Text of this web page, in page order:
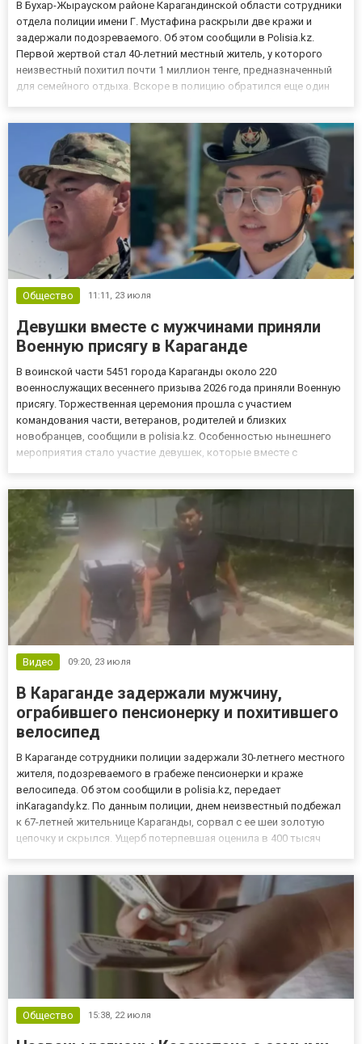
В Бухар-Жырауском районе Карагандинской области сотрудники
отдела полиции имени Г. Мустафина раскрыли две кражи и
задержали подозреваемого. Об этом сообщили в Polisia.kz.
Первой жертвой стал 40-летний местный житель, у которого
неизвестный похитил почти 1 миллион тенге, предназначенный
для семейного отдыха. Вскоре в полицию обратился еще один
розыскны...
Общество 11:11, 23 июля
Девушки вместе с мужчинами приняли
Военную присягу в Караганде
В воинской части 5451 города Караганды около 220
военнослужащих весеннего призыва 2026 года приняли Военную
присягу. Торжественная церемония прошла с участием
командования части, ветеранов, родителей и близких
новобранцев, сообщили в polisia.kz. Особенностью нынешнего
мероприятия стало участие девушек, которые вместе с
церемонии новобранцы испо...
Видео 09:20, 23 июля
В Караганде задержали мужчину,
ограбившего пенсионерку и похитившего
велосипед
В Караганде сотрудники полиции задержали 30-летнего местного
жителя, подозреваемого в грабеже пенсионерки и краже
велосипеда. Об этом сообщили в polisia.kz, передает
inKaragandy.kz. По данным полиции, днем неизвестный подбежал
к 67-летней жительнице Караганды, сорвал с ее шеи золотую
цепочку и скрылся. Ущерб потерпевшая оценила в 400 тысяч
Общество 15:38, 22 июля